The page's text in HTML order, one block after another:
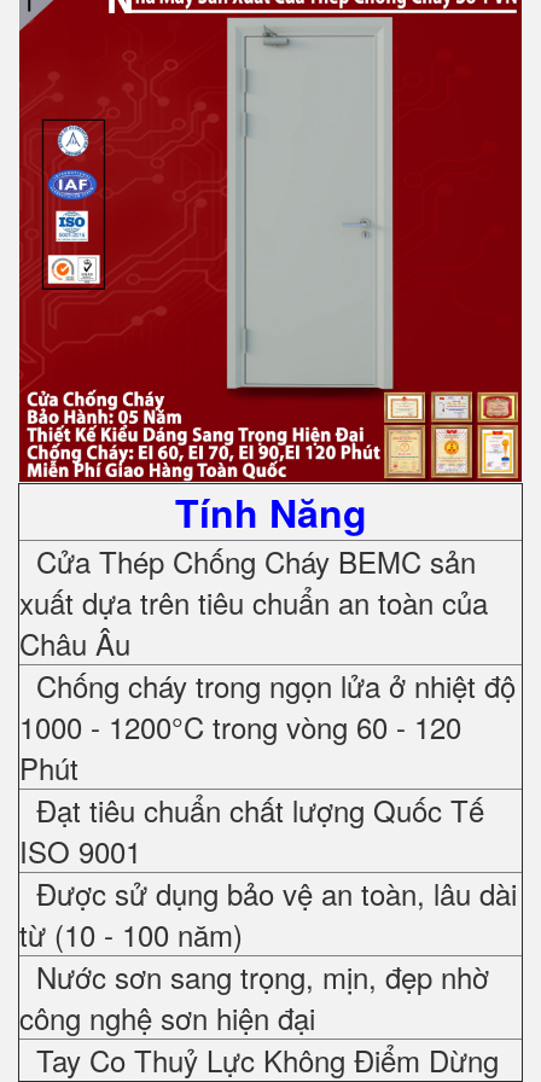
Tính Năng
Cửa Thép Chống Cháy BEMC sản
xuất dựa trên tiêu chuẩn an toàn của
Châu Âu
Chống cháy trong ngọn lửa ở nhiệt độ
1000 - 1200°C trong vòng 60 - 120
Phút
Đạt tiêu chuẩn chất lượng Quốc Tế
ISO 9001
Được sử dụng bảo vệ an toàn, lâu dài
từ (10 - 100 năm)
Nước sơn sang trọng, mịn, đẹp nhờ
công nghệ sơn hiện đại
Tay Co Thuỷ Lực Không Điểm Dừng